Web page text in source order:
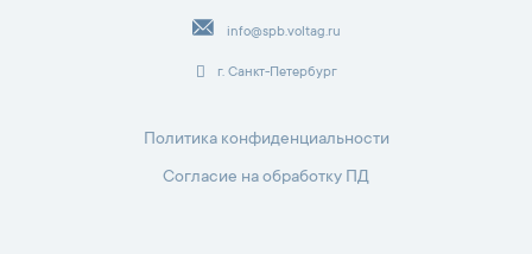
info@spb.voltag.ru
г. Санкт-Петербург
Политика конфиденциальности
Согласие на обработку ПД